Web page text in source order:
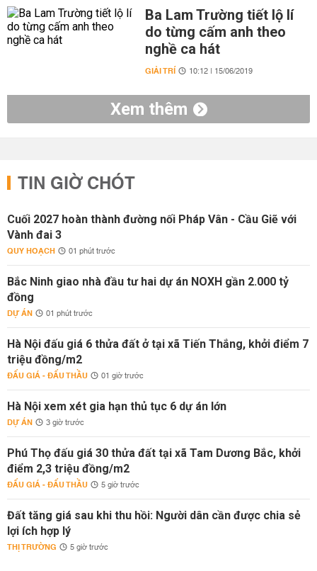
Ba Lam Trường tiết lộ lí
do từng cấm anh theo
nghề ca hát
GIẢI TRÍ 10:12 | 15/06/2019
Xem thêm
TIN GIỜ CHÓT
Cuối 2027 hoàn thành đường nối Pháp Vân - Cầu Giẽ với
Vành đai 3
QUY HOẠCH 01 phút trước
Bắc Ninh giao nhà đầu tư hai dự án NOXH gần 2.000 tỷ
đồng
DỰ ÁN 01 phút trước
Hà Nội đấu giá 6 thửa đất ở tại xã Tiến Thắng, khởi điểm 7
triệu đồng/m2
ĐẤU GIÁ - ĐẤU THẦU 01 giờ trước
Hà Nội xem xét gia hạn thủ tục 6 dự án lớn
DỰ ÁN 3 giờ trước
Phú Thọ đấu giá 30 thửa đất tại xã Tam Dương Bắc, khởi
điểm 2,3 triệu đồng/m2
ĐẤU GIÁ - ĐẤU THẦU 5 giờ trước
Đất tăng giá sau khi thu hồi: Người dân cần được chia sẻ
lợi ích hợp lý
THỊ TRƯỜNG 5 giờ trước